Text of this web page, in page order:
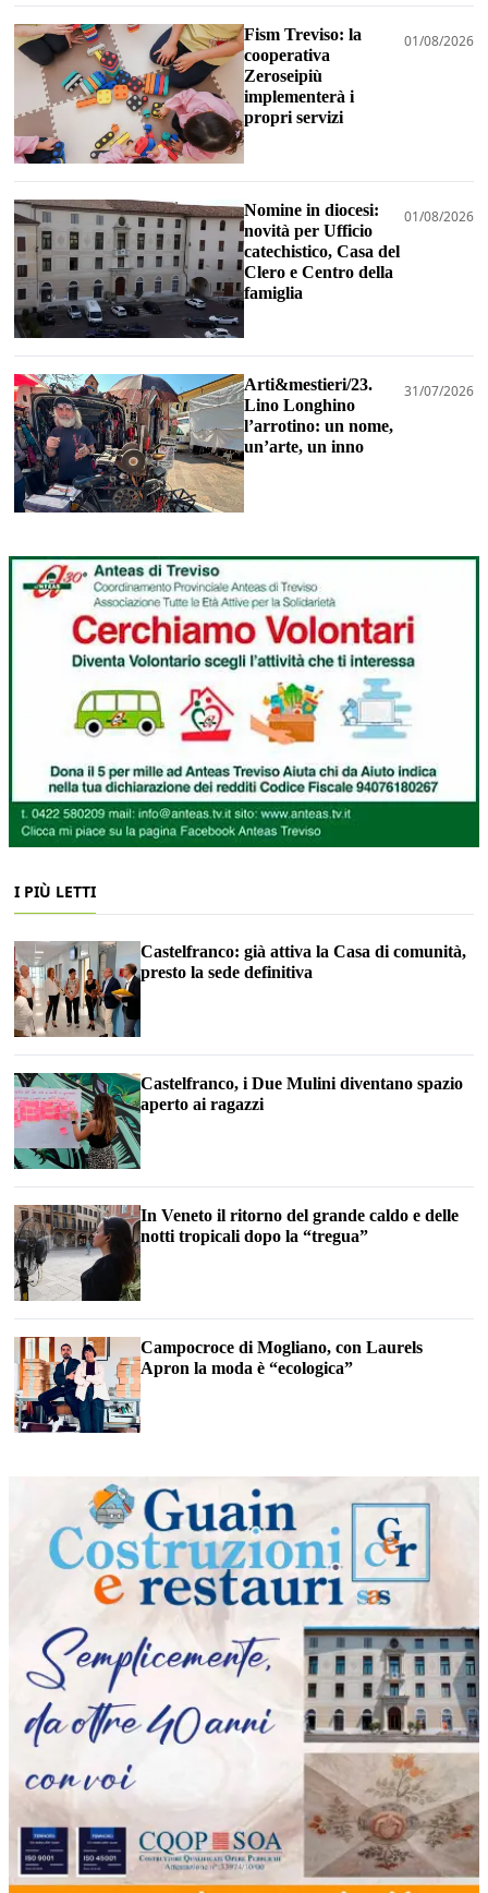
Fism Treviso: la
cooperativa
Zeroseipiù
implementerà i
propri servizi
01/08/2026
Nomine in diocesi:
novità per Ufficio
catechistico, Casa del
Clero e Centro della
famiglia
01/08/2026
Arti&mestieri/23.
Lino Longhino
l’arrotino: un nome,
un’arte, un inno
31/07/2026
I PIÙ LETTI
Castelfranco: già attiva la Casa di comunità,
presto la sede definitiva
Castelfranco, i Due Mulini diventano spazio
aperto ai ragazzi
In Veneto il ritorno del grande caldo e delle
notti tropicali dopo la “tregua”
Campocroce di Mogliano, con Laurels
Apron la moda è “ecologica”